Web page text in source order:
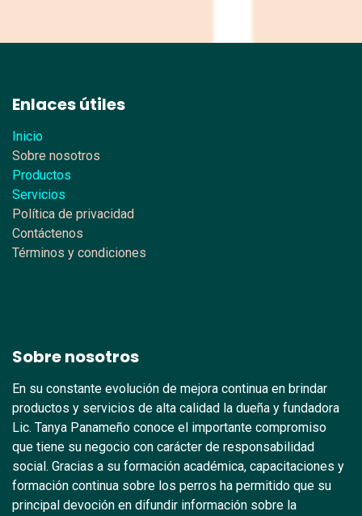
Enlaces útiles
Inicio
Sobre nosotros
Productos
Servicios
Política de privacidad
Contáctenos
Términos y condiciones
Sobre nosotros
En su constante evolución de mejora continua en brindar
productos y servicios de alta calidad la dueña y fundadora
Lic. Tanya Panameño conoce el importante compromiso
que tiene su negocio con carácter de responsabilidad
social. Gracias a su formación académica, capacitaciones y
formación continua sobre los perros ha permitido que su
principal devoción en difundir información sobre la